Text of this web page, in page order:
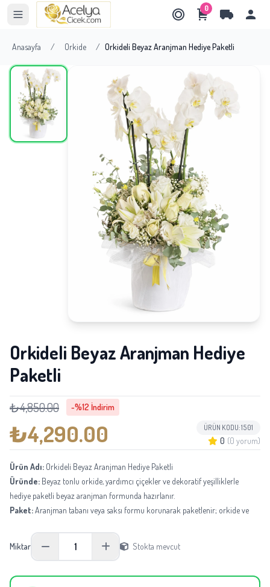
0
Anasayfa / Orkide / Orkideli Beyaz Aranjman Hediye Paketli
Orkideli Beyaz Aranjman Hediye
Paketli
₺4,850.00 -%12 İndirim
₺4,290.00 ÜRÜN KODU: 1501
0 (0 yorum)
Ürün Adı: Orkideli Beyaz Aranjman Hediye Paketli
Üründe: Beyaz tonlu orkide, yardımcı çiçekler ve dekoratif yeşilliklerle
hediye paketli beyaz aranjman formunda hazırlanır.
Paket:Aranjman tabanı veya saksı formu korunarak paketlenir; orkide ve
Ortalama 45-65 cm aralığında, zarif ve şık masa üstü aranjman
eşdeğer orkide, çiçek veya saksı kullanılabilir.
Miktar 1 Stokta mevcut